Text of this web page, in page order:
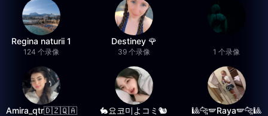
Regina naturii 1
124 个录像
Destiney 🌹
39 个录像 1 个录像
Amira_qtr🇩🇿🇶🇦 🐇요코미よコミ🐿 🎱🐆🪽Raya🪽🐆🎱